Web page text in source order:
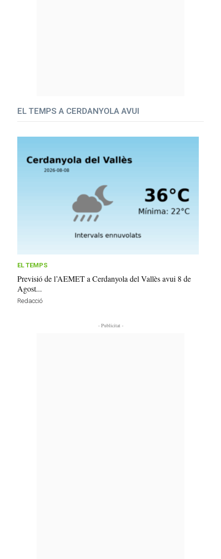
EL TEMPS A CERDANYOLA AVUI
EL TEMPS
Previsió de l’AEMET a Cerdanyola del Vallès avui 8 de
Agost...
Redacció
- Publicitat -